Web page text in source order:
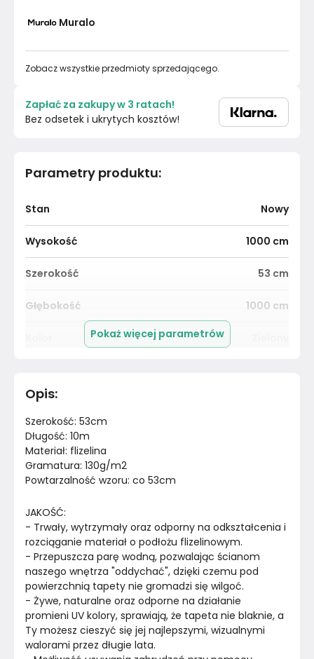
Parametry produktu:
Stan Nowy
Wysokość 1000 cm
Szerokość 53 cm
Głębokość 1000 cm
Materiał
Kolor
Marka
Rok produkcji 2023
Pokaż więcej parametrów
Opis:
Szerokość: 53cm
Długość: 10m
Materiał: flizelina
Gramatura: 130g/m2
Powtarzalność wzoru: co 53cm
JAKOŚĆ:
- Trwały, wytrzymały oraz odporny na odkształcenia i
rozciąganie materiał o podłożu flizelinowym.
- Przepuszcza parę wodną, pozwalając ścianom
naszego wnętrza "oddychać", dzięki czemu pod
powierzchnią tapety nie gromadzi się wilgoć.
- Żywe, naturalne oraz odporne na działanie
promieni UV kolory, sprawiają, że tapeta nie blaknie, a
Ty możesz cieszyć się jej najlepszymi, wizualnymi
walorami przez długie lata.
Muralo
Zobacz wszystkie przedmioty sprzedającego.
Zapłać za zakupy w 3 ratach!
Bez odsetek i ukrytych kosztów!